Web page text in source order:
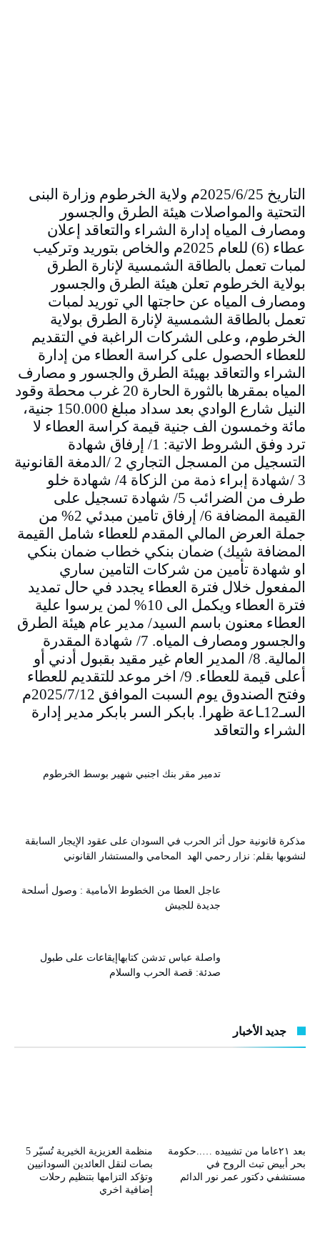
التاريخ 2025/6/25م ولاية الخرطوم وزارة البنى
التحتية والمواصلات هيئة الطرق والجسور
ومصارف المياه إدارة الشراء والتعاقد إعلان
عطاء (6) للعام 2025م والخاص بتوريد وتركيب
لمبات تعمل بالطاقة الشمسية لإنارة الطرق
بولاية الخرطوم تعلن هيئة الطرق والجسور
ومصارف المياه عن حاجتها الي توريد لمبات
تعمل بالطاقة الشمسية لإنارة الطرق بولاية
الخرطوم، وعلى الشركات الراغبة في التقديم
للعطاء الحصول على كراسة العطاء من إدارة
الشراء والتعاقد بهيئة الطرق والجسور و مصارف
المياه بمقرها بالثورة الحارة 20 غرب محطة وقود
النيل شارع الوادي بعد سداد مبلغ 150.000 جنية،
مائة وخمسون الف جنية قيمة كراسة العطاء لا
ترد وفق الشروط الاتية: 1/ إرفاق شهادة
التسجيل من المسجل التجاري 2 /الدمغة القانونية
3 /شهادة إبراء ذمة من الزكاة 4/ شهادة خلو
طرف من الضرائب 5/ شهادة تسجيل على
القيمة المضافة 6/ إرفاق تامين مبدئي 2% من
جملة العرض المالي المقدم للعطاء شامل القيمة
المضافة شيك) ضمان بنكي خطاب ضمان بنكي
او شهادة تأمين من شركات التامين ساري
المفعول خلال فترة العطاء يجدد في حال تمديد
فترة العطاء ويكمل الى 10% لمن يرسوا علية
العطاء معنون باسم السيد/ مدير عام هيئة الطرق
والجسور ومصارف المياه. 7/ شهادة المقدرة
المالية. 8/ المدير العام غير مقيد بقبول أدني أو
أعلى قيمة للعطاء. 9/ اخر موعد للتقديم للعطاء
وفتح الصندوق يوم السبت الموافق 2025/7/12م
السـ12ـاعة ظهرا. بابكر السر بابكر مدير إدارة
الشراء والتعاقد
تدمير مقر بنك اجنبي شهير بوسط الخرطوم
مذكرة قانونية حول أثر الحرب في السودان على عقود الإيجار السابقة
لنشوبها بقلم: نزار رحمي الهد المحامي والمستشار القانوني
عاجل العطا من الخطوط الأمامية : وصول أسلحة
جديدة للجيش
واصلة عباس تدشن كتابهاإيقاعات على طبول
صدئة: قصة الحرب والسلام
جديد الأخبار
منظمة العزيزية الخيرية تُسيّر 5
بصات لنقل العائدين السودانيين
وتؤكد التزامها بتنظيم رحلات
إضافية اخري
بعد ٢١عاما من تشييده …..حكومة
بحر أبيض تبث الروح في
مستشفي دكتور عمر نور الدائم